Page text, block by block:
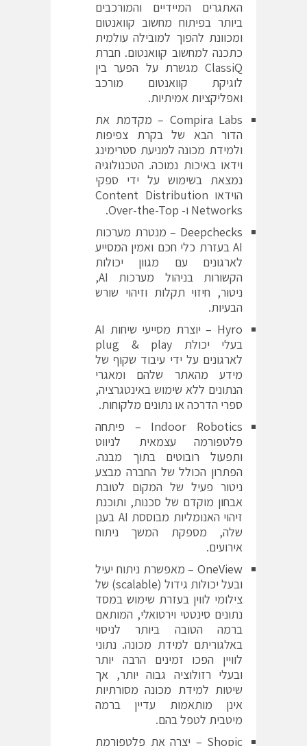
האתגרים המיידיים והמורכבים
ביותר בפיתוח מחשוב קוואנטום
ומכוונת להפוך למובילה עולמית
כתכנה למחשוב קוואנטום. חברת
ClassiQ מגשרת על הפער בין
לוגיקת קוואנטום מורכב
ואפליקציות אמיתיות.
Compira Labs – מקדמת את
הדור הבא של בקרת צפיפות
ולמידת מכונה למניעת סטרימינג
וידאו באיכות נמוכה. הטכנולוגיה
נמצאת בשימוש על ידי ספקי
הוידאו Content Distribution
Networks ו- Over-the-Top.
Deepchecks – מנטרת מערכות
AI בעזרת כלי חכם ואמין המסייע
לארגונים עם מגוון יכולות
הקשורות בניהול מערכות AI,
ניטור, חיזוי תקלות וזיהוי שורש
הבעיות.
Hyro
– יוצרת מסייעי שיחות AI
בעלי יכולת plug & play
לארגונים על ידי עיבוד שקוף של
מידע מהאתר שלהם ומאגרי
הנתונים ללא שימוש באינטגרציה,
ספרי הדרכה או נתונים מלקוחות.
Indoor Robotics – פיתחה
פלטפורמה עצמאית לניווט
ותפעול רובוטים בתוך מבנה.
הפתרון הכולל של החברה מבצע
ניטור פעיל של המקום לטובת
אבחון מוקדם של סכנות, ותוכנת
זיהוי האנומליות מבוססת AI בענן
שלה, מספקת המשך ניתוח
אירועים.
OneView – מאפשרת ניתוח יעיל
ובעל יכולות גידול (scalable) של
צילומי לווין בעזרת שימוש במסד
נתונים סינטטי וירטואלי, המותאם
ברמה הטובה ביותר לניסוי
באלגוריתם למידת מכונה. נתוני
לוויין הפכו זמינים הרבה יותר
ובעלי רזולוציה גבוה יותר, אך
שיטות למידת מכונה מסורתיות
אינן מותאמות עדיין ברמה
מיטבית לטפל בהם.
Shopic – יצרה את פלטפורמת